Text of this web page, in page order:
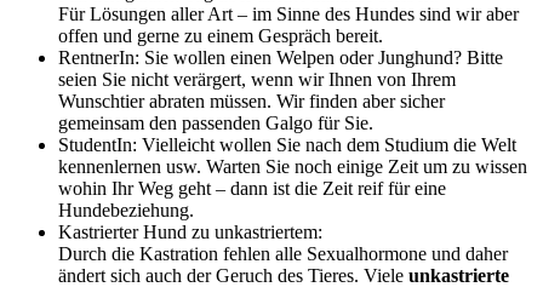
Für Lösungen aller Art – im Sinne des Hundes sind wir aber
offen und gerne zu einem Gespräch bereit.
RentnerIn: Sie wollen einen Welpen oder Junghund? Bitte
seien Sie nicht verärgert, wenn wir Ihnen von Ihrem
Wunschtier abraten müssen. Wir finden aber sicher
gemeinsam den passenden Galgo für Sie.
StudentIn: Vielleicht wollen Sie nach dem Studium die Welt
kennenlernen usw. Warten Sie noch einige Zeit um zu wissen
wohin Ihr Weg geht – dann ist die Zeit reif für eine
Hundebeziehung.
Kastrierter Hund zu unkastriertem:
Durch die Kastration fehlen alle Sexualhormone und daher
ändert sich auch der Geruch des Tieres. Viele unkastrierte